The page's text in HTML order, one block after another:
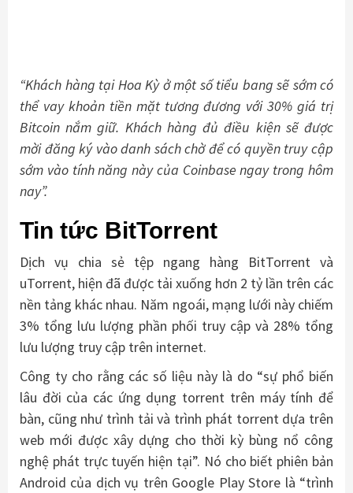
“Khách hàng tại Hoa Kỳ ở một số tiểu bang sẽ sớm có
thể vay khoản tiền mặt tương đương với 30% giá trị
Bitcoin nắm giữ. Khách hàng đủ điều kiện sẽ được
mời đăng ký vào danh sách chờ để có quyền truy cập
sớm vào tính năng này của Coinbase ngay trong hôm
nay”.
Tin tức BitTorrent
Dịch vụ chia sẻ tệp ngang hàng BitTorrent và
uTorrent, hiện đã được tải xuống hơn 2 tỷ lần trên các
nền tảng khác nhau. Năm ngoái, mạng lưới này chiếm
3% tổng lưu lượng phần phối truy cập và 28% tổng
lưu lượng truy cập trên internet.
Công ty cho rằng các số liệu này là do “sự phổ biến
lâu đời của các ứng dụng torrent trên máy tính để
bàn, cũng như trình tải và trình phát torrent dựa trên
web mới được xây dựng cho thời kỳ bùng nổ công
nghệ phát trực tuyến hiện tại”. Nó cho biết phiên bản
Android của dịch vụ trên Google Play Store là “trình